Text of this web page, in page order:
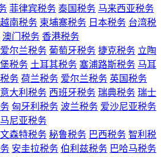
菲律宾税务 泰国税务 马来西亚税务
越南税务 柬埔寨税务 日本税务 台湾税
澳门税务 香港税务
尔兰税务 葡萄牙税务 捷克税务 立陶
税务 土耳其税务 塞浦路斯税务 马耳
务 荷兰税务 爱尔兰税务 英国税务
意大利税务 西班牙税务 瑞典税务 瑞士
匈牙利税务 波兰税务 爱沙尼亚税务
尼亚税务
森特税务 秘鲁税务 巴西税务 智利税
安圭拉税务 伯利兹税务 巴哈马税务